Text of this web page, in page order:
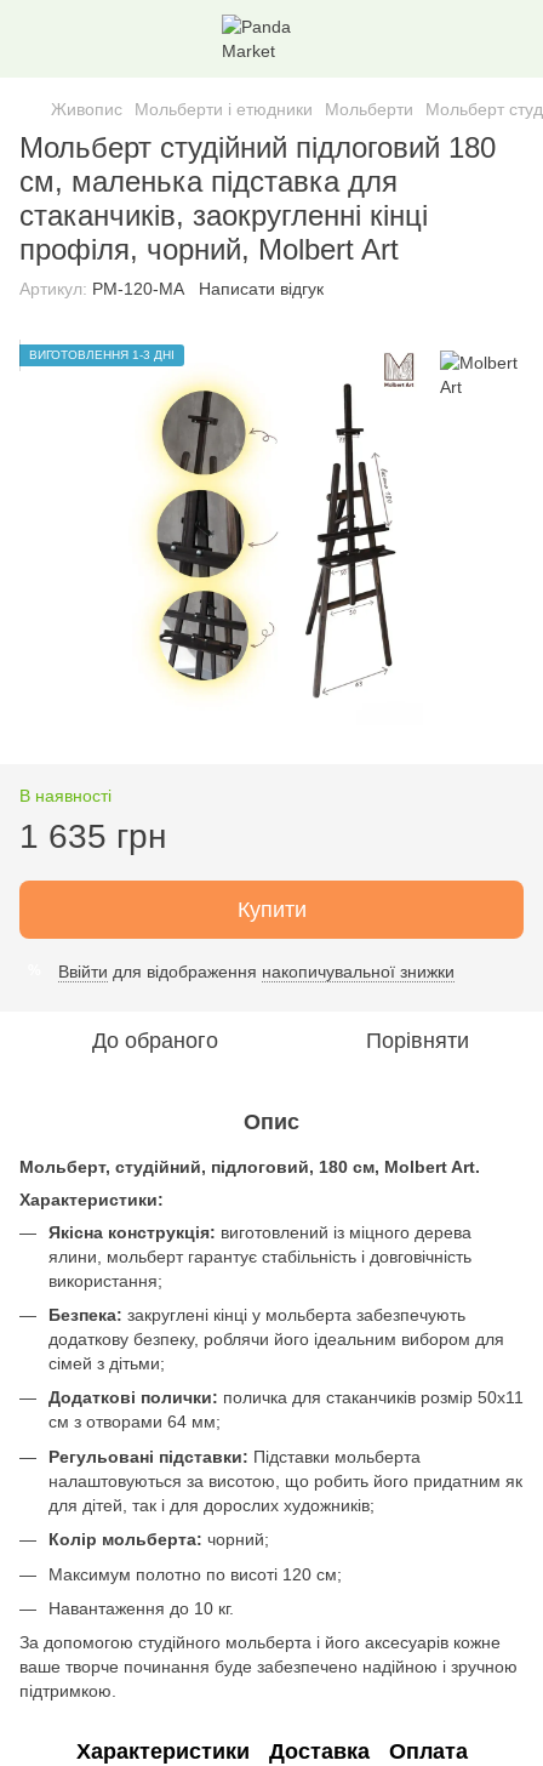
Живопис Мольберти і етюдники Мольберти Мольберт
Мольберт студійний підлоговий 180
см, маленька підставка для
стаканчиків, заокругленні кінці
профіля, чорний, Molbert Art
Артикул: PM-120-MA Написати відгук
ВИГОТОВЛЕННЯ 1-3 ДНI
В наявності
1 635 грн
Купити
Ввійти для відображення накопичувальної знижки
До обраного Порівняти
Опис
Мольберт, студійний, підлоговий, 180 см, Molbert Art.
Характеристики:
Якісна конструкція: виготовлений із міцного дерева
ялини, мольберт гарантує стабільність і довговічність
використання;
Безпека: закруглені кінці у мольберта забезпечують
додаткову безпеку, роблячи його ідеальним вибором для
сімей з дітьми;
Додаткові полички: поличка для стаканчиків розмір 50х11
см з отворами 64 мм;
Регульовані підставки: Підставки мольберта
налаштовуються за висотою, що робить його придатним як
для дітей, так і для дорослих художників;
Колір мольберта: чорний;
Максимум полотно по висоті 120 см;
Навантаження до 10 кг.
За допомогою студійного мольберта і його аксесуарів кожне
ваше творче починання буде забезпечено надійною і зручною
підтримкою.
Характеристики Доставка Оплата